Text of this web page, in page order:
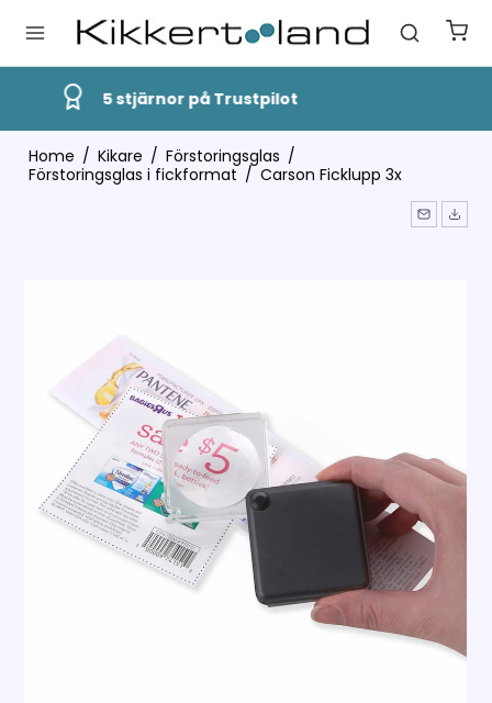
Snabb Leverans
Home / Kikare / Förstoringsglas /
Förstoringsglas i fickformat / Carson Ficklupp 3x